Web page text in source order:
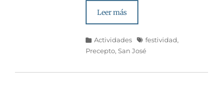
Leer más
Categorías
Actividades Etiquetas
festividad,
Precepto,San José